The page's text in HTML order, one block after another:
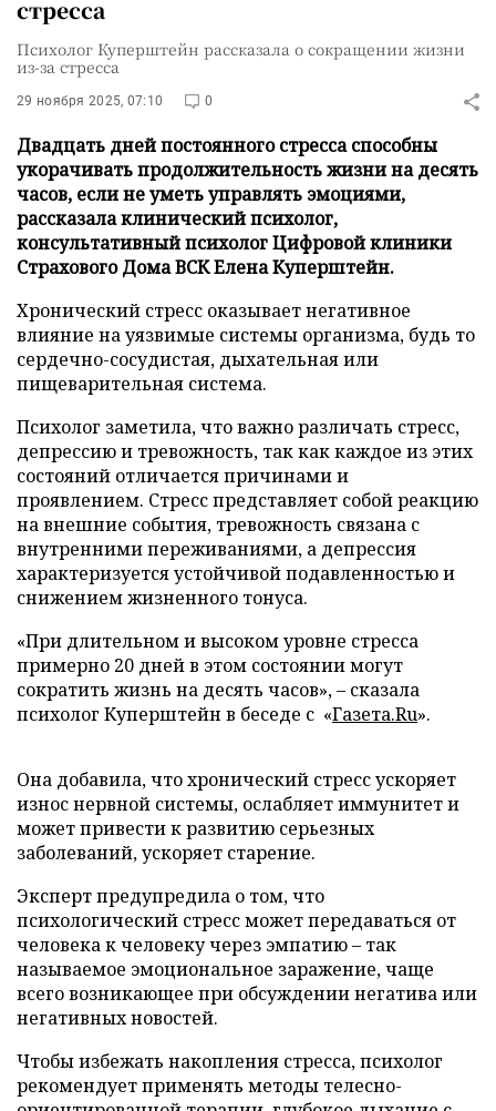
стресса
Психолог Куперштейн рассказала о сокращении жизни
из-за стресса
29 ноября 2025, 07:10 0
Двадцать дней постоянного стресса способны
укорачивать продолжительность жизни на десять
часов, если не уметь управлять эмоциями,
рассказала клинический психолог,
консультативный психолог Цифровой клиники
Страхового Дома ВСК Елена Куперштейн.
Хронический стресс оказывает негативное
влияние на уязвимые системы организма, будь то
сердечно-сосудистая, дыхательная или
пищеварительная система.
Психолог заметила, что важно различать стресс,
депрессию и тревожность, так как каждое из этих
состояний отличается причинами и
проявлением. Стресс представляет собой реакцию
на внешние события, тревожность связана с
внутренними переживаниями, а депрессия
характеризуется устойчивой подавленностью и
снижением жизненного тонуса.
«При длительном и высоком уровне стресса
примерно 20 дней в этом состоянии могут
сократить жизнь на десять часов», – сказала
психолог Куперштейн в беседе с «Газета.Ru».
Она добавила, что хронический стресс ускоряет
износ нервной системы, ослабляет иммунитет и
может привести к развитию серьезных
заболеваний, ускоряет старение.
Эксперт предупредила о том, что
психологический стресс может передаваться от
человека к человеку через эмпатию – так
называемое эмоциональное заражение, чаще
всего возникающее при обсуждении негатива или
негативных новостей.
Чтобы избежать накопления стресса, психолог
рекомендует применять методы телесно-